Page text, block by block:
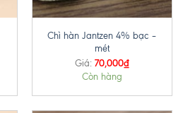
Chì hàn Jantzen 4% bạc –
mét
Giá: 70,000₫
Còn hàng